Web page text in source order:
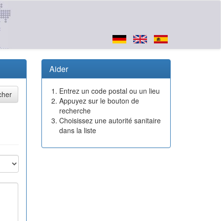
Aider
Entrez un code postal ou un lieu
Appuyez sur le bouton de
recherche
Choisissez une autorité sanitaire
dans la liste